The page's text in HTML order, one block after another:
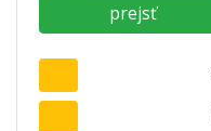
prejsť